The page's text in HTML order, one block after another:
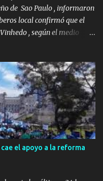
de Sao Paulo , informaron
local confirmó que el
, según el medio
de un aparente fuselaje
mostraban un avión que
que un usuario
negra que salían de la
de su casa, entre los
Linhas Aéreas, se
ATR-72 que cubría la ruta
capacidad para
llamad...
el apoyo a la reforma